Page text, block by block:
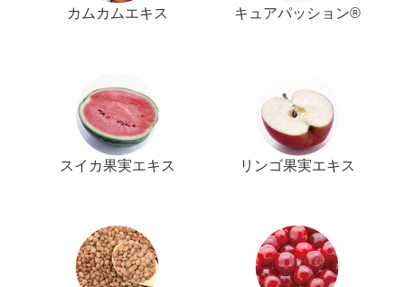
カムカムエキス キュアパッション®
スイカ果実エキス リンゴ果実エキス